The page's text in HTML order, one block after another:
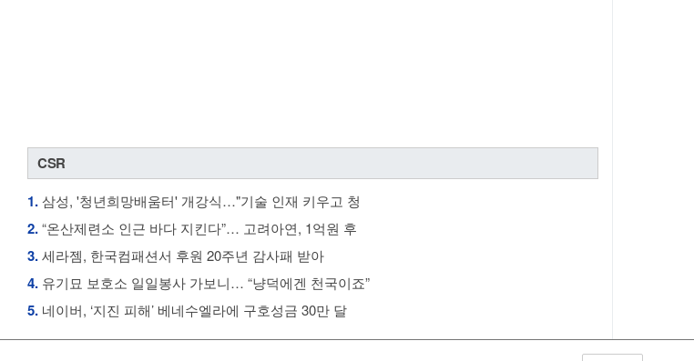
CSR
1.삼성, '청년희망배움터' 개강식…"기술 인재 키우고 청
2.“온산제련소 인근 바다 지킨다”… 고려아연, 1억원 후
3.세라젬, 한국컴패션서 후원 20주년 감사패 받아
4. 유기묘 보호소 일일봉사 가보니… “냥덕에겐 천국이죠”
5. 네이버, ‘지진 피해’ 베네수엘라에 구호성금 30만 달